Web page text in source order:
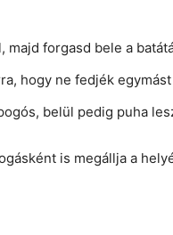
majd forgasd bele a
hogy ne fedjék egymást
belül pedig puha
is megállja a